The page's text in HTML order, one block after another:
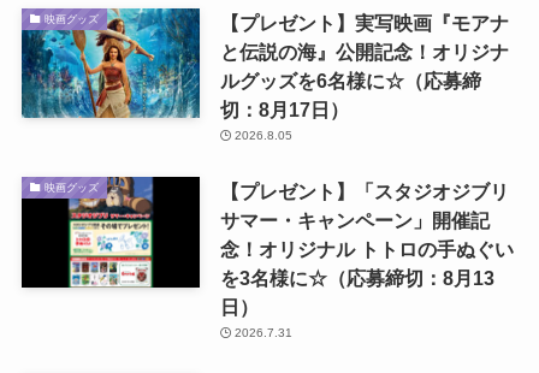
映画グッズ
【プレゼント】実写映画『モアナ
と伝説の海』公開記念！オリジナ
ルグッズを6名様に☆（応募締
切：8月17日）
2026.8.05
映画グッズ
【プレゼント】「スタジオジブリ
サマー・キャンペーン」開催記
念！オリジナル トトロの手ぬぐい
を3名様に☆（応募締切：8月13
日）
2026.7.31